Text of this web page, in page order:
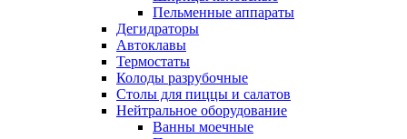
Пельменные аппараты
Дегидраторы
Автоклавы
Термостаты
Колоды разрубочные
Столы для пиццы и салатов
Нейтральное оборудование
Ванны моечные